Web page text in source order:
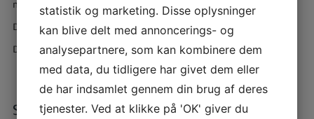
mølle princippet.
Du kan her se etforeløbigt program.
Der tages forbehold for ændringer.
SKRIV ET SVAR
statistik og marketing. Disse oplysninger
kan blive delt med annoncerings- og
analysepartnere, som kan kombinere dem
med data, du tidligere har givet dem eller
de har indsamlet gennem din brug af deres
tjenester. Ved at klikke på 'OK' giver du